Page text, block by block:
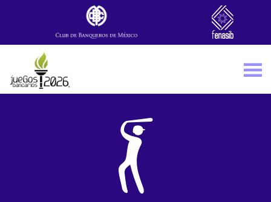
Skip to main content